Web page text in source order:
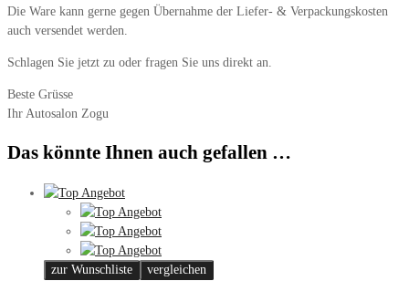
Die Ware kann gerne gegen Übernahme der Liefer- & Verpackungskosten
auch versendet werden.
Schlagen Sie jetzt zu oder fragen Sie uns direkt an.
Beste Grüsse
Ihr Autosalon Zogu
Das könnte Ihnen auch gefallen …
zur Wunschliste
vergleichen